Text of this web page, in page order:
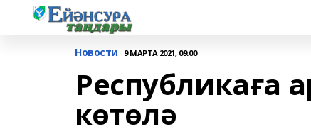
Новости 9 МАРТА 2021, 09:00
Республикаға
көтөлә